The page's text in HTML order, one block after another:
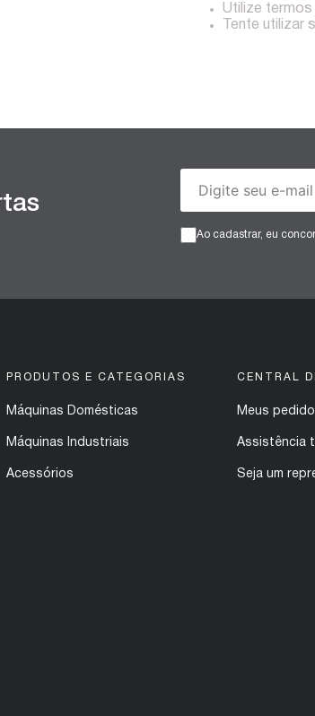
Utilize termos
Tente utilizar
Ao cadastrar, eu
PRODUTOS E CATEGORIAS
Máquinas Domésticas
Máquinas Industriais
Acessórios
CENTRAL
Meus
Assistência
Seja um